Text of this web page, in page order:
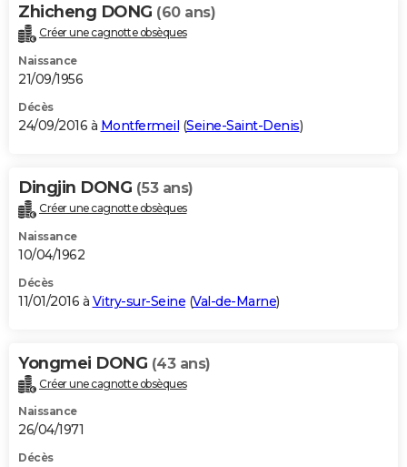
Zhicheng DONG (60 ans)
Créer une cagnotte obsèques
Naissance
21/09/1956
Décès
24/09/2016 à Montfermeil (Seine-Saint-Denis)
Dingjin DONG (53 ans)
Créer une cagnotte obsèques
Naissance
10/04/1962
Décès
11/01/2016 à Vitry-sur-Seine (Val-de-Marne)
Yongmei DONG (43 ans)
Créer une cagnotte obsèques
Naissance
26/04/1971
Décès